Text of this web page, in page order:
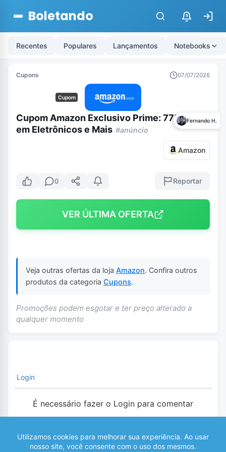
Boletando $
Recentes Populares Lançamentos Notebooks
Cupons 07/07/2026
Cupom
Fernando H.
Cupom Amazon Exclusivo Prime: 77% off
em Eletrônicos e Mais #anúncio
Amazon
0 Reportar
VER ÚLTIMA OFERTA
Veja outras ofertas da loja Amazon. Confira outros
produtos da categoria Cupons.
Promoções podem esgotar e ter preço alterado a
qualquer momento
Login
É necessário fazer o Login para comentar
0 COMENTÁRIOS